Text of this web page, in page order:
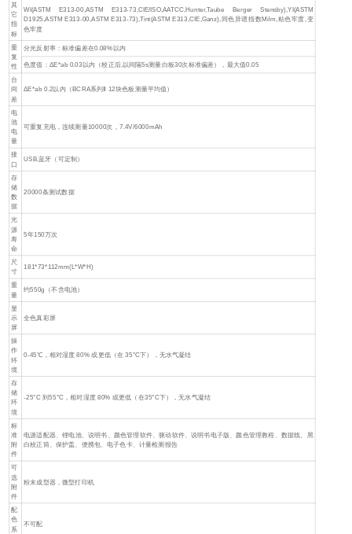
其
它
指
标
WI(ASTM E313-00,ASTM E313-73,CIE/ISO,AATCC,Hunter,Taube Berger Stensby),YI(ASTM
D1925,ASTM E313-00,ASTM E313-73),Tint(ASTM E313,CIE,Ganz),同色异谱指数Milm,粘色牢度,变
色牢度
重
复
性
分光反射率：标准偏差在0.08%以内
色度值：ΔE*ab 0.03以内（校正后,以间隔5s测量白板30次标准偏差），最大值0.05
台
间
差
ΔE*ab 0.2以内（BCRA系列Ⅱ 12块色板测量平均值）
电
池
电
量
可重复充电，连续测量10000次，7.4V/6000mAh
接
口
USB,蓝牙（可定制）
存
储
数
据
20000条测试数据
光
源
寿
命
5年150万次
尺
寸
181*73*112mm(L*W*H)
重
量
约550g（不含电池）
显
示
屏
全色真彩屏
操
作
环
境
0-45℃，相对湿度 80% 或更低（在 35°C下），无水气凝结
存
储
环
境
-25°C 到55°C，相对湿度 80% 或更低（在35°C下），无水气凝结
标
准
附
件
电源适配器、锂电池、说明书、颜色管理软件、驱动软件、说明书电子版、颜色管理教程、数据线、黑
白校正筒、保护盖、便携包、电子色卡、计量检测报告
可
选
附
件
粉末成型器，微型打印机
配
色
系
不可配